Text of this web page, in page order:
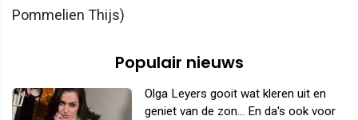
Pommelien Thijs)
Populair nieuws
Olga Leyers gooit wat kleren uit en
geniet van de zon... En da's ook voor